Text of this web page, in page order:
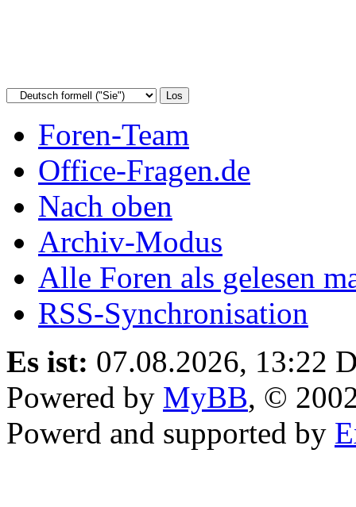
Foren-Team
Office-Fragen.de
Nach oben
Archiv-Modus
Alle Foren als gelesen
RSS-Synchronisation
Es ist: 07.08.2026, 13:22
Powered by MyBB, ©
Powerd and supported by